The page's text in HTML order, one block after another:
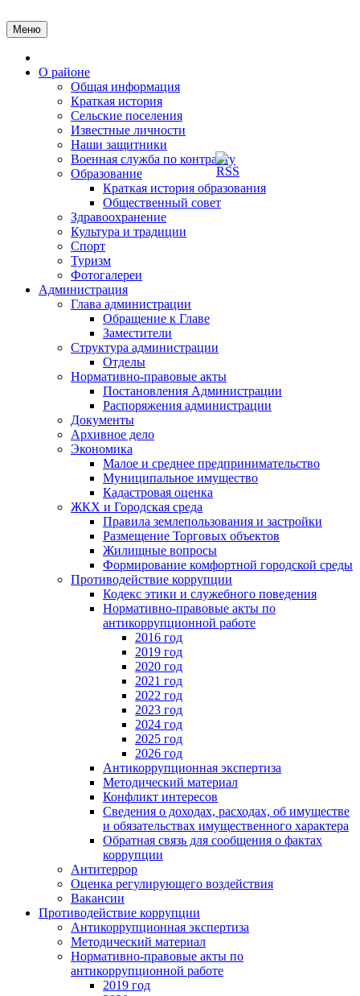
к
содержимому
Меню
О районе
Общая информация
Краткая история
Сельские поселения
Известные личности
Наши защитники
Военная служба по контракту
Образование
Краткая история образования
Общественный совет
Здравоохранение
Культура и традиции
Спорт
Туризм
Фотогалереи
Администрация
Глава администрации
Обращение к Главе
Заместители
Структура администрации
Отделы
Нормативно-правовые акты
Постановления Администрации
Распоряжения администрации
Документы
Архивное дело
Экономика
Малое и среднее предпринимательство
Муниципальное имущество
Кадастровая оценка
ЖКХ и Городская среда
Правила землепользования и застройки
Размещение Торговых объектов
Жилищные вопросы
Формирование комфортной городской среды
Противодействие коррупции
Кодекс этики и служебного поведения
Нормативно-правовые акты по
антикоррупционной работе
2016 год
2019 год
2020 год
2021 год
2022 год
2023 год
2024 год
2025 год
2026 год
Антикоррупционная экспертиза
Методический материал
Конфликт интересов
Сведения о доходах, расходах, об имуществе
и обязательствах имущественного характера
Обратная связь для сообщения о фактах
коррупции
Антитеррор
Оценка регулирующего воздействия
Вакансии
Противодействие коррупции
Антикоррупционная экспертиза
Методический материал
Нормативно-правовые акты по
антикоррупционной работе
2019 год